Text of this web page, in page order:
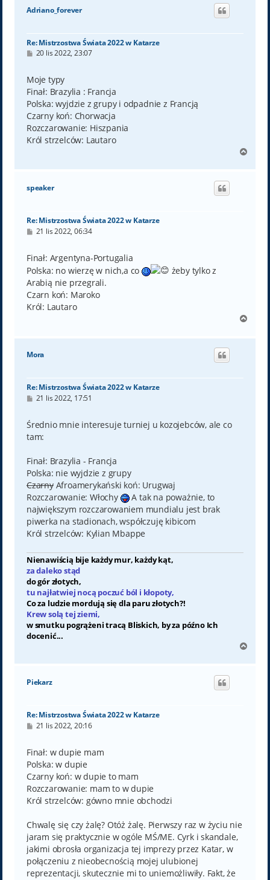
Adriano_forever
Re: Mistrzostwa Świata 2022 w Katarze
P
t
20 lis 2022, 23:07
Moje typy
Finał: Brazylia : Francja
Polska: wyjdzie z grupy i odpadnie z Francją
Czarny koń: Chorwacja
Rozczarowanie: Hiszpania
Król strzelców: Lautaro
g
speaker
Re: Mistrzostwa Świata 2022 w Katarze
P
t
21 lis 2022, 06:34
Finał: Argentyna-Portugalia
Polska: no wierzę w nich,a co
żeby tylko z
Arabią nie przegrali.
Czarn koń: Maroko
Król: Lautaro
g
Mora
Re: Mistrzostwa Świata 2022 w Katarze
P
t
21 lis 2022, 17:51
Średnio mnie interesuje turniej u kozojebców, ale co
tam:
Finał: Brazylia - Francja
Polska: nie wyjdzie z grupy
CzarnyAfroamerykański koń: Urugwaj
Rozczarowanie: Włochy
A tak na poważnie, to
największym rozczarowaniem mundialu jest brak
piwerka na stadionach, współczuję kibicom
Król strzelców: Kylian Mbappe
Nienawiścią bije każdy mur, każdy kąt,
za daleko stąd
do gór złotych,
tu najłatwiej nocą poczuć ból i kłopoty,
Co za ludzie mordują się dla paru złotych?!
Krew solą tej ziemi,
w smutku pogrążeni tracą Bliskich, by za późno Ich
docenić...
g
Piekarz
Re: Mistrzostwa Świata 2022 w Katarze
P
t
21 lis 2022, 20:16
Finał: w dupie mam
Polska: w dupie
Czarny koń: w dupie to mam
Rozczarowanie: mam to w dupie
Król strzelców: gówno mnie obchodzi
Chwalę się czy żalę? Otóż żalę. Pierwszy raz w życiu nie
jaram się praktycznie w ogóle MŚ/ME. Cyrk i skandale,
jakimi obrosła organizacja tej imprezy przez Katar, w
połączeniu z nieobecnością mojej ulubionej
reprezentacji, skutecznie mi to uniemożliwiły. Fakt, że